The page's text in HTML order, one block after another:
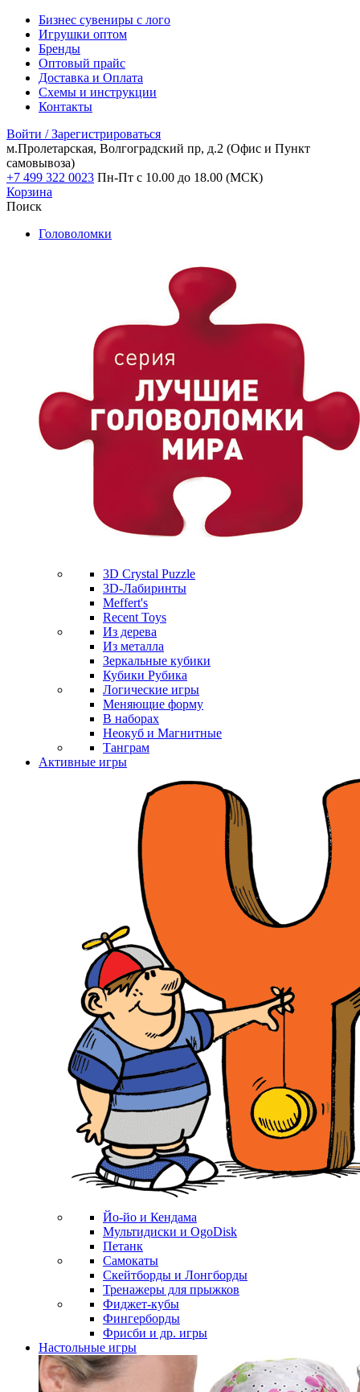
Бизнес сувениры с лого
Игрушки оптом
Бренды
Оптовый прайс
Доставка и Оплата
Схемы и инструкции
Контакты
Войти / Зарегистрироваться
м.Пролетарская, Волгоградский пр, д.2 (Офис и Пункт
самовывоза)
+7 499 322 0023 Пн-Пт с 10.00 до 18.00 (МСК)
Корзина
Поиск
Головоломки
3D Crystal Puzzle
3D-Лабиринты
Meffert's
Recent Toys
Из дерева
Из металла
Зеркальные кубики
Кубики Рубика
Логические игры
Меняющие форму
В наборах
Неокуб и Магнитные
Танграм
Активные игры
Йо-йо и Кендама
Мультидиски и OgoDisk
Петанк
Самокаты
Скейтборды и Лонгборды
Тренажеры для прыжков
Фиджет-кубы
Фингерборды
Фрисби и др. игры
Настольные игры